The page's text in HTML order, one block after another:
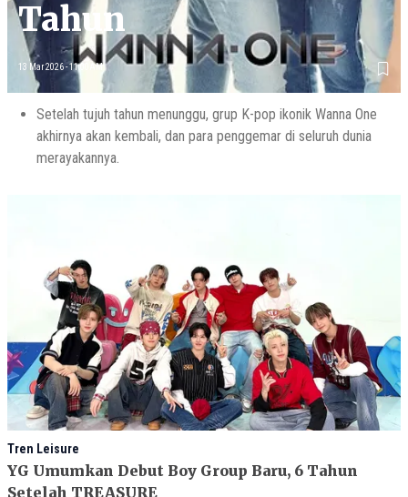
Tahun
13 Mar 2026 - 11:00AM
Setelah tujuh tahun menunggu, grup K-pop ikonik Wanna One
akhirnya akan kembali, dan para penggemar di seluruh dunia
merayakannya.
Tren Leisure
YG Umumkan Debut Boy Group Baru, 6 Tahun
Setelah TREASURE